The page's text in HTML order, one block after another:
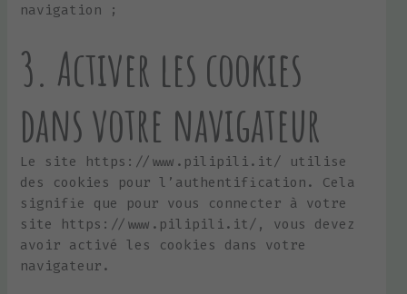
navigation ;
3. Activer les cookies
dans votre navigateur
Le site https://www.pilipili.it/ utilise
des cookies pour l’authentification. Cela
signifie que pour vous connecter à votre
site https://www.pilipili.it/, vous devez
avoir activé les cookies dans votre
navigateur.